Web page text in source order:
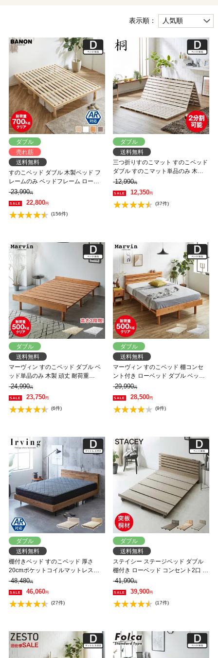
表示順：
ダブル
売れ筋
送料無料
すのこベッド ダブル 木製ベッド フ
レームのみ ベッドフレーム ローベ
ッド 高さ調整 組立簡単 ヘッドレス
一人暮らし 北欧 低ホルムアルデヒ
ド バノン【AR】 【大型家具配送】
23,990円
22,800円
(156件)
ダブル
送料無料
三つ折りすのこマット すのこベッド
ダブル すのこマット単品のみ 木製
桐 二分割可能 完成品 低ホルムアル
デヒド 布団が干せる
12,990円
12,350円
(37件)
ダブル
送料無料
マーヴィン すのこベッド ダブル ベ
ッド単品のみ 木製 頑丈 耐荷重
500kg ヘッドレス 高さ3段階
24,990円
23,750円
(6件)
ダブル
送料無料
マーヴィン すのこベッド 棚コンセ
ント付き ローベッド ダブル ベッド
フレーム 木製 頑丈 耐荷重500kgク
リア 高さ3段階 低ホルムアルデヒド
【大型家具配送】
29,990円
28,500円
(9件)
ダブル
送料無料
棚付きベッド すのこベッド 厚さ
20cmポケットコイルマットレスセ
ット ダブル 木製 コンセント ベッド
おしゃれ すのこベッド 【大型家具
配送】
48,480円
46,060円
(27件)
ダブル
送料無料
ステイシー ステージベッド ダブル
棚付き ローベッド コンセント2口 タ
モ 桐 天然木 フロアベッド スマホス
タンド付き ダブルベッド 省スペー
ス コンパクト 北欧風【フレームの
み】 【大型家具配送】
41,990円
39,900円
(17件)